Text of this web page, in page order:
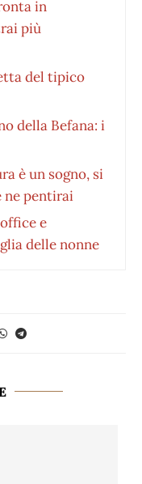
in
più
del tipico
della Befana: i
è un sogno, si
ne pentirai
e
delle nonne